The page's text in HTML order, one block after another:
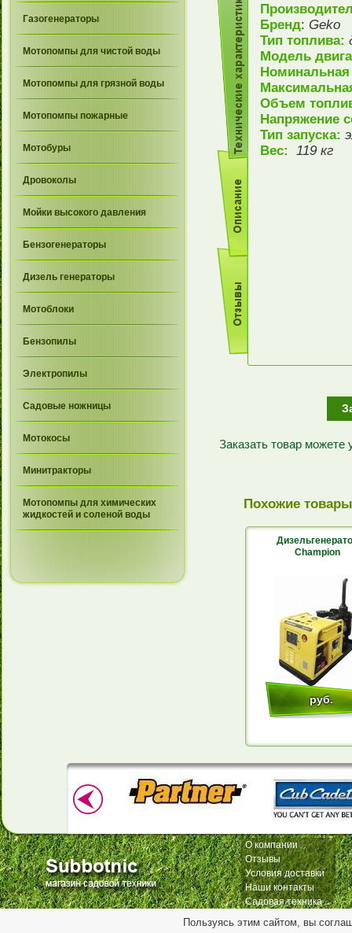
Газогенераторы
Мотопомпы для чистой воды
Мотопомпы для грязной воды
Мотопомпы пожарные
Мотобуры
Дровоколы
Мойки высокого давления
Бензогенераторы
Дизель генераторы
Мотоблоки
Бензопилы
Электропилы
Садовые ножницы
Мотокосы
Минитракторы
Мотопомпы для химических
жидкостей и соленой воды
Бренд: Geko
Тип топлива:
Модель
Объем
Напряжение
Тип запуска:
Вес: 119 кг
Заказать товар
Похожие товары
Champion
руб.
О компании
Отзывы
Условия доставки
Наши контакты
Садовая техника
Пользуясь этим сайтом, вы